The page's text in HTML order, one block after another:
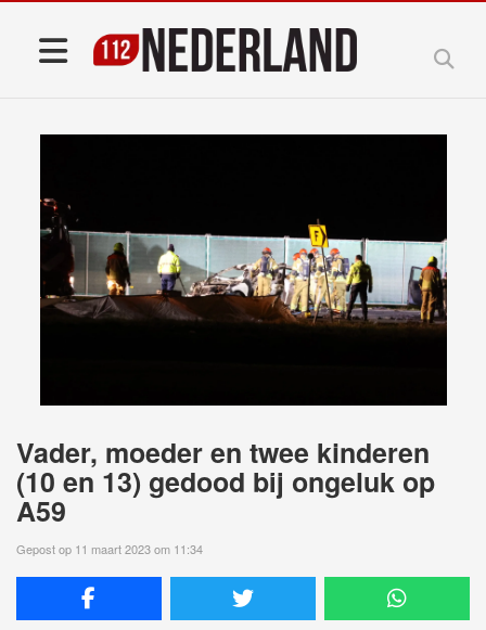
Vader, moeder en twee kinderen
(10 en 13) gedood bij ongeluk op
A59
Gepost op 11 maart 2023 om 11:34